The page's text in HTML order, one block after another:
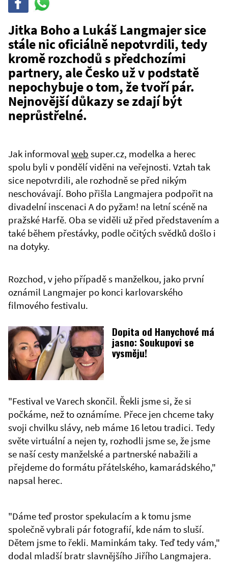
Sdílej
WhatsAppu
Jitka Boho a Lukáš Langmajer sice
stále nic oficiálně nepotvrdili, tedy
kromě rozchodů s předchozími
partnery, ale Česko už v podstatě
nepochybuje o tom, že tvoří pár.
Nejnovější důkazy se zdají být
neprůstřelné.
Jak informoval web super.cz, modelka a herec
spolu byli v pondělí viděni na veřejnosti. Vztah tak
sice nepotvrdili, ale rozhodně se před nikým
neschovávají. Boho přišla Langmajera podpořit na
divadelní inscenaci A do pyžam! na letní scéně na
pražské Harfě. Oba se viděli už před představením a
také během přestávky, podle očitých svědků došlo i
na dotyky.
Rozchod, v jeho případě s manželkou, jako první
oznámil Langmajer po konci karlovarského
filmového festivalu.
Dopita od Hanychové má
jasno: Soukupovi se
vysměju!
"Festival ve Varech skončil. Řekli jsme si, že si
počkáme, než to oznámíme. Přece jen chceme taky
svoji chvilku slávy, neb máme 16 letou tradici. Tedy
světe virtuální a nejen ty, rozhodli jsme se, že jsme
se naší cesty manželské a partnerské nabažili a
přejdeme do formátu přátelského, kamarádského,"
napsal herec.
"Dáme teď prostor spekulacím a k tomu jsme
společně vybrali pár fotografií, kde nám to sluší.
Dětem jsme to řekli. Maminkám taky. Teď tedy vám,"
dodal mladší bratr slavnějšího Jiřího Langmajera.